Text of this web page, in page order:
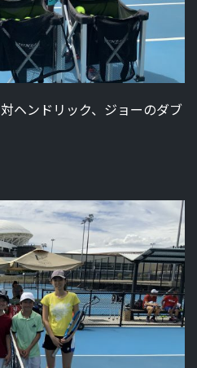
ヘンドリック、ジョーのダブ